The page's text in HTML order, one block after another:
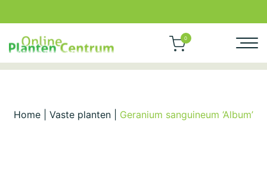
0
Home Vaste planten Geranium sanguineum ‘Album’